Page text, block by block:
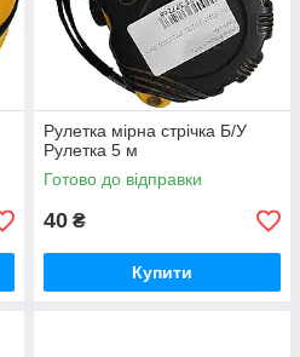
Рулетка мірна стрічка Б/У
Рулетка 5 м
Готово до відправки
40 ₴
Купити